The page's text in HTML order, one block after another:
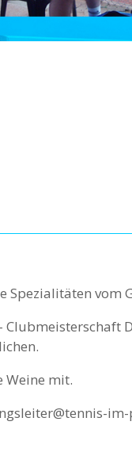
Spezialitäten vom
Weine mit.